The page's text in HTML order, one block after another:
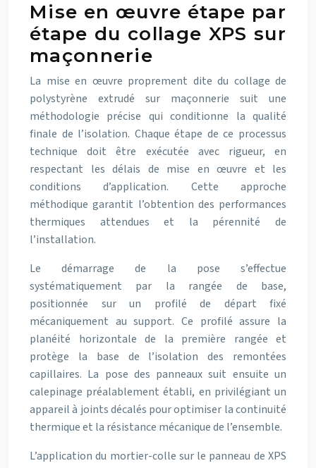
Mise en œuvre étape par
étape du collage XPS sur
maçonnerie
La mise en œuvre proprement dite du collage de
polystyrène extrudé sur maçonnerie suit une
méthodologie précise qui conditionne la qualité
finale de l’isolation. Chaque étape de ce processus
technique doit être exécutée avec rigueur, en
respectant les délais de mise en œuvre et les
conditions d’application. Cette approche
méthodique garantit l’obtention des performances
thermiques attendues et la pérennité de
l’installation.
Le démarrage de la pose s’effectue
systématiquement par la rangée de base,
positionnée sur un profilé de départ fixé
mécaniquement au support. Ce profilé assure la
planéité horizontale de la première rangée et
protège la base de l’isolation des remontées
capillaires. La pose des panneaux suit ensuite un
calepinage préalablement établi, en privilégiant un
appareil à joints décalés pour optimiser la continuité
thermique et la résistance mécanique de l’ensemble.
L’application du mortier-colle sur le panneau de XPS